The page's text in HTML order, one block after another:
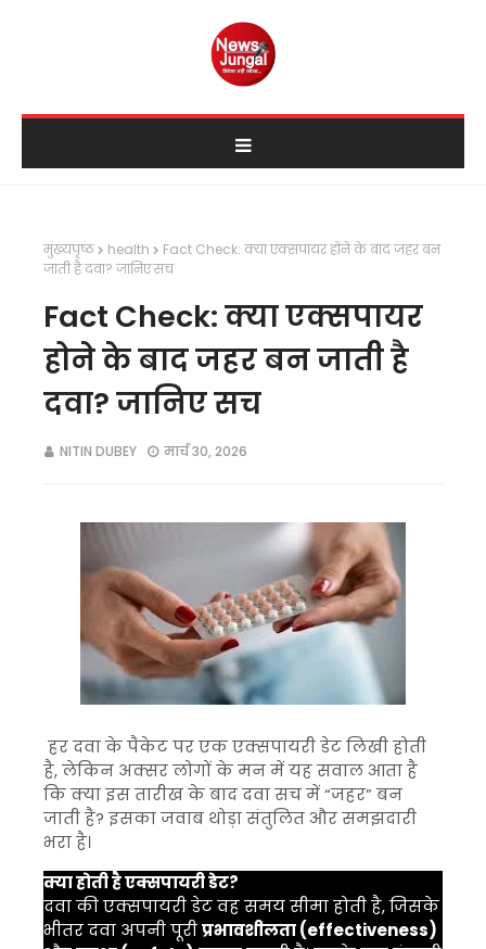
मुख्यपृष्ठ health
Fact Check: क्या एक्सपायर होने के बाद जहर बन
जाती है दवा? जानिए सच
Fact Check: क्या एक्सपायर
होने के बाद जहर बन जाती है
दवा? जानिए सच
NITIN DUBEY मार्च 30, 2026
हर दवा के पैकेट पर एक एक्सपायरी डेट लिखी होती
है, लेकिन अक्सर लोगों के मन में यह सवाल आता है
कि क्या इस तारीख के बाद दवा सच में “जहर” बन
जाती है? इसका जवाब थोड़ा संतुलित और समझदारी
भरा है।
क्या होती है एक्सपायरी डेट?
दवा की एक्सपायरी डेट वह समय सीमा होती है, जिसके
भीतर दवा अपनी पूरीप्रभावशीलता (effectiveness)